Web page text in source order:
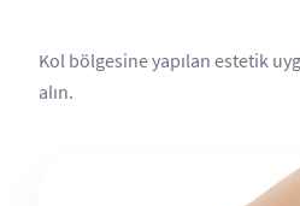
Kol bölgesine yapılan estetik
alın.